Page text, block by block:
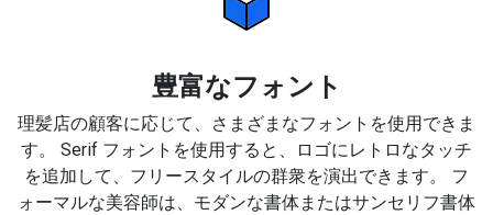
豊富なフォント
理髪店の顧客に応じて、さまざまなフォントを使用できま
す。 Serif フォントを使用すると、ロゴにレトロなタッチ
を追加して、フリースタイルの群衆を演出できます。 フ
ォーマルな美容師は、モダンな書体またはサンセリフ書体